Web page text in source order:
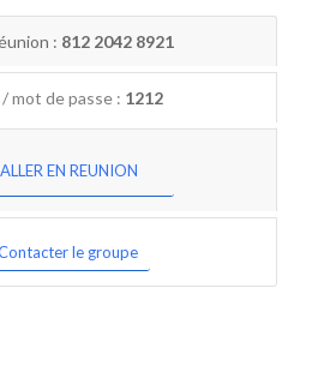
: 812 2042 8921
mot de passe : 1212
ALLER EN REUNION
le groupe